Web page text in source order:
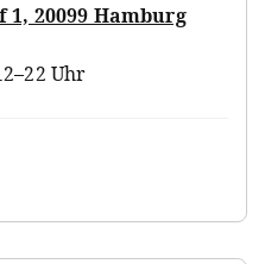
1, 20099 Hamburg
Uhr